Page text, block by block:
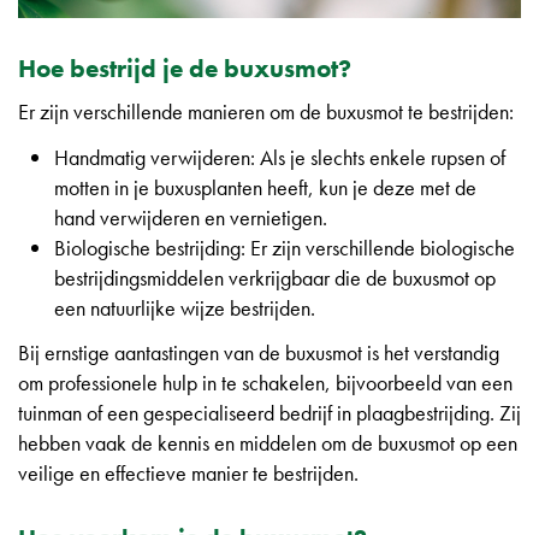
Hoe bestrijd je de buxusmot?
Er zijn verschillende manieren om de buxusmot te bestrijden:
Handmatig verwijderen: Als je slechts enkele rupsen of
motten in je buxusplanten heeft, kun je deze met de
hand verwijderen en vernietigen.
Biologische bestrijding: Er zijn verschillende biologische
bestrijdingsmiddelen verkrijgbaar die de buxusmot op
een natuurlijke wijze bestrijden.
Bij ernstige aantastingen van de buxusmot is het verstandig
om professionele hulp in te schakelen, bijvoorbeeld van een
tuinman of een gespecialiseerd bedrijf in plaagbestrijding. Zij
hebben vaak de kennis en middelen om de buxusmot op een
veilige en effectieve manier te bestrijden.